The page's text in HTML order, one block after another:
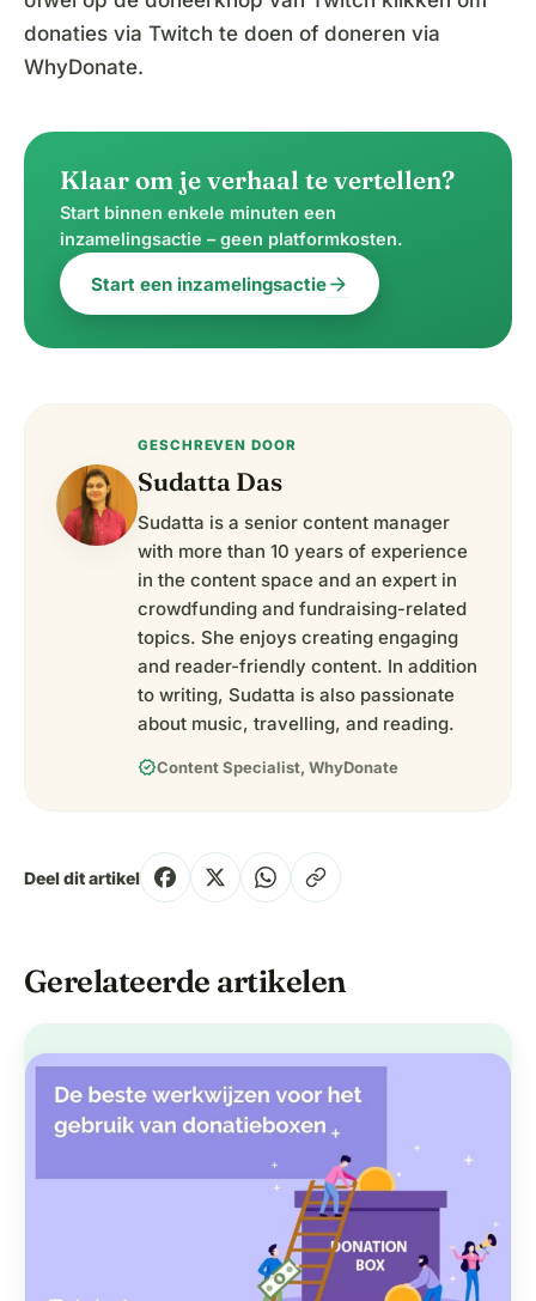
donaties via Twitch te doen of doneren via
WhyDonate.
Klaar om je verhaal te vertellen?
Start binnen enkele minuten een
inzamelingsactie – geen platformkosten.
Start een inzamelingsactiearrow_forward
GESCHREVEN DOOR
Sudatta Das
Sudatta is a senior content manager
with more than 10 years of experience
in the content space and an expert in
crowdfunding and fundraising-related
topics. She enjoys creating engaging
and reader-friendly content. In addition
to writing, Sudatta is also passionate
about music, travelling, and reading.
verifiedContent Specialist, WhyDonate
Deel dit artikel
Gerelateerde artikelen